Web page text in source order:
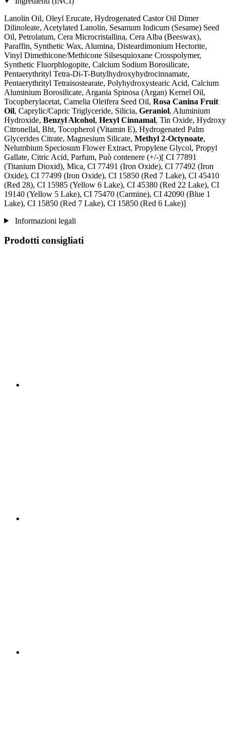
Lanolin Oil, Oleyl Erucate, Hydrogenated Castor Oil Dimer
Dilinoleate, Acetylated Lanolin, Sesamum Indicum (Sesame) Seed
Oil, Petrolatum, Cera Microcristallina, Cera Alba (Beeswax),
Paraffin, Synthetic Wax, Alumina, Disteardimonium Hectorite,
Vinyl Dimethicone/Methicone Silsesquioxane Crosspolymer,
Synthetic Fluorphlogopite, Calcium Sodium Borosilicate,
Pentaerythrityl Tetra-Di-T-Butylhydroxyhydrocinnamate,
Pentaerythrityl Tetraisostearate, Polyhydroxystearic Acid, Calcium
Aluminium Borosilicate, Argania Spinosa (Argan) Kernel Oil,
Tocopherylacetat, Camelia Oleifera Seed Oil, Rosa Canina Fruit
Oil, Caprylic/Capric Triglyceride, Silicia, Geraniol, Aluminium
Hydroxide, Benzyl Alcohol, Hexyl Cinnamal, Tin Oxide, Hydroxy
Citronellal, Bht, Tocopherol (Vitamin E), Hydrogenated Palm
Glycerides Citrate, Magnesium Silicate, Methyl 2-Octynoate,
Nelumbium Speciosum Flower Extract, Propylene Glycol, Propyl
Gallate, Citric Acid, Parfum, Può contenere (+/-)[ CI 77891
(Titanium Dioxid), Mica, CI 77491 (Iron Oxide), CI 77492 (Iron
Oxide), CI 77499 (Iron Oxide), CI 15850 (Red 7 Lake), CI 45410
(Red 28), CI 15985 (Yellow 6 Lake), CI 45380 (Red 22 Lake), CI
19140 (Yellow 5 Lake), CI 75470 (Carmine), CI 42090 (Blue 1
Lake), CI 15850 (Red 7 Lake), CI 15850 (Red 6 Lake)]
Informazioni legali
Prodotti consigliati